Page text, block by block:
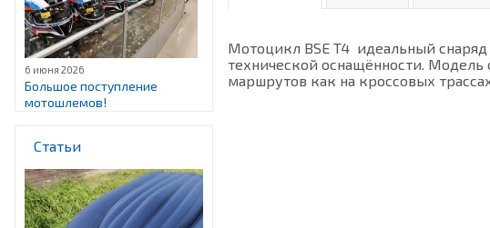
6 июня 2026
Большое поступление
мотошлемов!
Статьи
Мотоцикл BSE T4 идеальный
технической оснащённости.
маршрутов как на кроссовых